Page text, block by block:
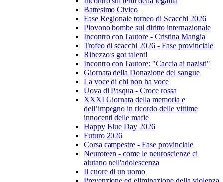
Battesimo Civico
Fase Regionale torneo di Scacchi 2026
Piovono bombe sul diritto internazionale
Incontro con l'autore - Cristina Mangia
Trofeo di scacchi 2026 - Fase provinciale
Ribezzo’s got talent!
Incontro con l'autore: "Caccia ai nazisti"
Giornata della Donazione del sangue
La voce di chi non ha voce
Uova di Pasqua - Croce rossa
XXXI Giornata della memoria e
dell’impegno in ricordo delle vittime
innocenti delle mafie
Happy Blue Day 2026
Futuro 2026
Corsa campestre - Fase provinciale
Neuroteen - come le neuroscienze ci
aiutano nell'adolescenza
Il cuore di un uomo